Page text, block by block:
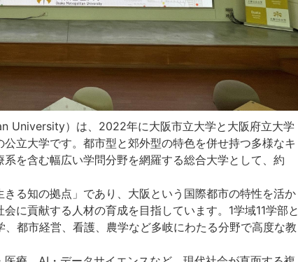
University）は、2022年に大阪市立大学と大阪府立大学
立大学です。都市型と郊外型の特色を併せ持つ多様なキ
を含む幅広い学問分野を網羅する総合大学として、約
る知の拠点」であり、大阪という国際都市の特性を活か
に貢献する人材の育成を目指しています。1学域11学部と
都市経営、看護、農学など多岐にわたる分野で高度な教